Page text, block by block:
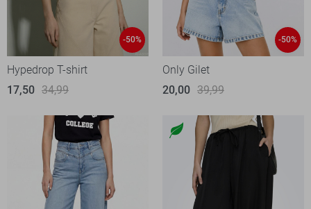
-50%
Hypedrop T-shirt
17,50 34,99
-50%
Only Gilet
20,00 39,99